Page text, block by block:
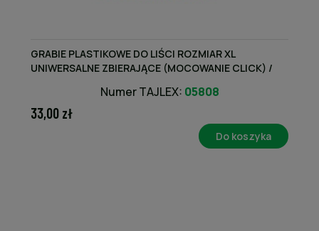
GRABIE PLASTIKOWE DO LIŚCI ROZMIAR XL
UNIWERSALNE ZBIERAJĄCE (MOCOWANIE CLICK) /
Numer TAJLEX: 05808
33,00 zł
Do koszyka